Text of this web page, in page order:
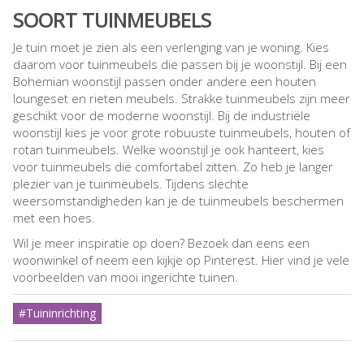
SOORT TUINMEUBELS
Je tuin moet je zien als een verlenging van je woning. Kies
daarom voor tuinmeubels die passen bij je woonstijl. Bij een
Bohemian woonstijl passen onder andere een houten
loungeset en rieten meubels. Strakke tuinmeubels zijn meer
geschikt voor de moderne woonstijl. Bij de industriële
woonstijl kies je voor grote robuuste tuinmeubels, houten of
rotan tuinmeubels. Welke woonstijl je ook hanteert, kies
voor tuinmeubels die comfortabel zitten. Zo heb je langer
plezier van je tuinmeubels. Tijdens slechte
weersomstandigheden kan je de tuinmeubels beschermen
met een hoes.
Wil je meer inspiratie op doen? Bezoek dan eens een
woonwinkel of neem een kijkje op Pinterest. Hier vind je vele
voorbeelden van mooi ingerichte tuinen.
#Tuininrichting